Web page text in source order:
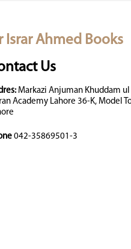
Israr Ahmed Books
Us
Markazi Anjuman Khuddam ul
Academy Lahore 36-K, Model
042-35869501-3